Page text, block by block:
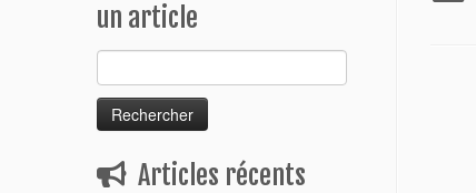
un article
Articles récents